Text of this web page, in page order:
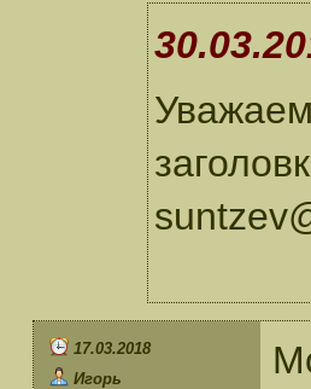
17.03.2018
Игорь